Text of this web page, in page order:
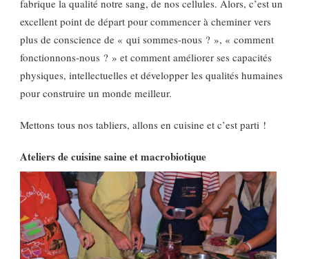
fabrique la qualité notre sang, de nos cellules. Alors, c’est un
excellent point de départ pour commencer à cheminer vers
plus de conscience de « qui sommes-nous ? », « comment
fonctionnons-nous ? » et comment améliorer ses capacités
physiques, intellectuelles et développer les qualités humaines
pour construire un monde meilleur.
Mettons tous nos tabliers, allons en cuisine et c’est parti !
Ateliers de cuisine saine et macrobiotique